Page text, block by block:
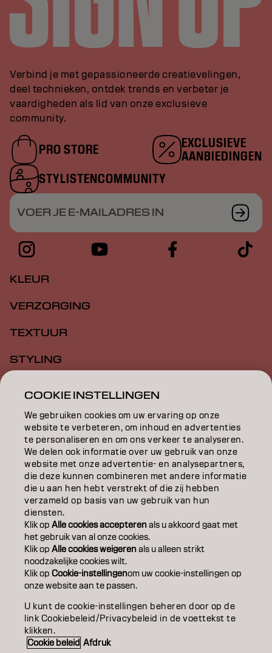
Verbind je met gepassioneerde creatievelingen,
deel technieken, ontdek trends en verbeter je
vaardigheden als lid van onze exclusieve
community.
PRO STORE
EXCLUSIEVE
AANBIEDINGEN
STYLISTENCOMMUNITY
VOER JE E-MAILADRES IN
KLEUR
VERZORGING
TEXTUUR
STYLING
EDUCATION
OVER
SALONVINDER
WORD PARTNER
CONTACT
ColofonPrivacyverklaringCookiebeleid
GebruiksvoorwaardenToegankelijkheidsverklaring
NL | Dutch
COOKIE INSTELLINGEN
We gebruiken cookies om uw ervaring op onze
website te verbeteren, om inhoud en advertenties
te personaliseren en om ons verkeer te analyseren.
We delen ook informatie over uw gebruik van onze
website met onze advertentie- en analysepartners,
die deze kunnen combineren met andere informatie
die u aan hen hebt verstrekt of die zij hebben
verzameld op basis van uw gebruik van hun
diensten.
Klik opAlle cookies accepterenals u akkoord gaat met
het gebruik van al onze cookies.
Klik opAlle cookies weigerenals u alleen strikt
noodzakelijke cookies wilt.
Klik opCookie-instellingenom uw cookie-instellingen op
onze website aan te passen.
U kunt de cookie-instellingen beheren door op de
link Cookiebeleid/Privacybeleid in de voettekst te
klikken.
Cookie beleid Afdruk